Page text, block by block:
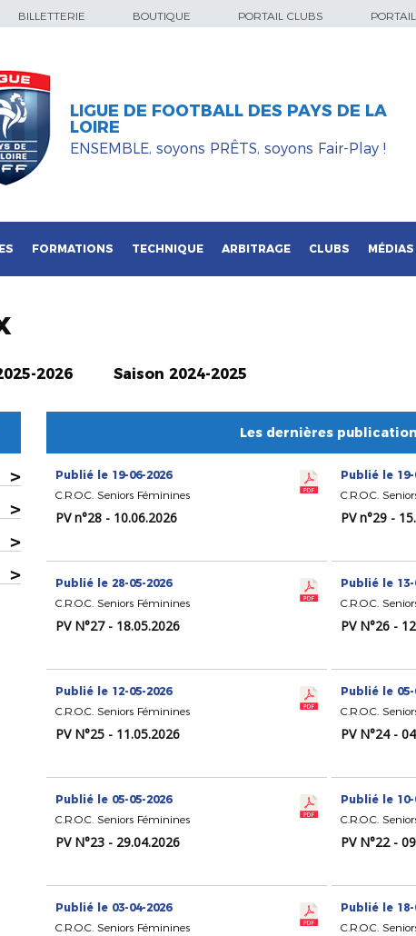
BILLETTERIE BOUTIQUE PORTAIL CLUBS
LIGUE DE FOOTBALL DES PAYS DE LA
LOIRE
ENSEMBLE, soyons PRÊTS, soyons Fair-Play !
FORMATIONS TECHNIQUE ARBITRAGE CLUBS MÉDIAS
2026 Saison 2024-2025
>
>
>
>
Les dernières
Publié le 19-06-2026
C.R.O.C. Seniors Féminines
PV n°28 - 10.06.2026
Publié le 19-
C.R.O.C.
PV n°29 -
Publié le 28-05-2026
C.R.O.C. Seniors Féminines
PV N°27 - 18.05.2026
Publié le 13-
C.R.O.C.
PV N°26 -
Publié le 12-05-2026
C.R.O.C. Seniors Féminines
PV N°25 - 11.05.2026
Publié le 05-
C.R.O.C.
PV N°24 -
Publié le 05-05-2026
C.R.O.C. Seniors Féminines
PV N°23 - 29.04.2026
Publié le 10-
C.R.O.C.
PV N°22 -
Publié le 03-04-2026
C.R.O.C. Seniors Féminines
Publié le 18-
C.R.O.C.